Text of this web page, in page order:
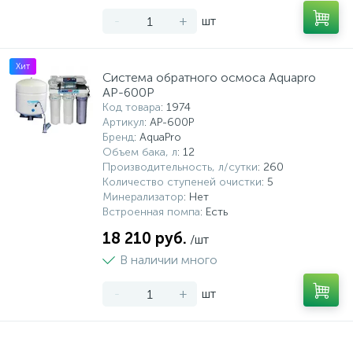
- + шт
Хит
Система обратного осмоса Aquapro
AP-600P
Код товара: 1974
Артикул: AP-600P
Бренд: AquaPro
Объем бака, л: 12
Производительность, л/сутки: 260
Количество ступеней очистки: 5
Минерализатор: Нет
Встроенная помпа: Есть
18 210 руб. /шт
В наличии много
- + шт